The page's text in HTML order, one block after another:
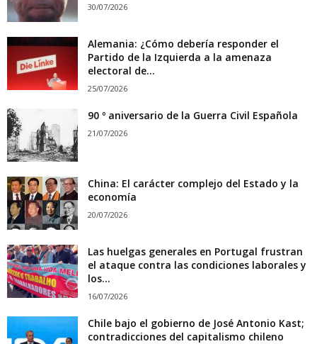
30/07/2026
Alemania: ¿Cómo debería responder el
Partido de la Izquierda a la amenaza
electoral de...
25/07/2026
90 º aniversario de la Guerra Civil Española
21/07/2026
China: El carácter complejo del Estado y la
economía
20/07/2026
Las huelgas generales en Portugal frustran
el ataque contra las condiciones laborales y
los...
16/07/2026
Chile bajo el gobierno de José Antonio Kast;
contradicciones del capitalismo chileno